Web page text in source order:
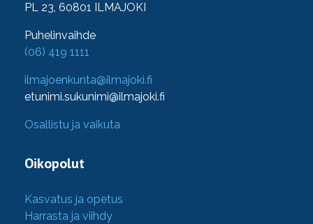
PL 23, 60801 ILMAJOKI
Puhelinvaihde
(06) 419 1111
ilmajoenkunta@ilmajoki.fi
etunimi.sukunimi@ilmajoki.fi
Osallistu ja vaikuta
Oikopolut
Kasvatus ja opetus
Harrasta ja viihdy